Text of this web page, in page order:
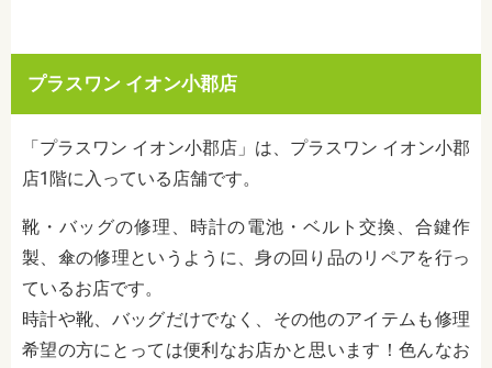
プラスワン イオン小郡店
「プラスワン イオン小郡店」は、プラスワン イオン小郡
店1階に入っている店舗です。
靴・バッグの修理、時計の電池・ベルト交換、合鍵作
製、傘の修理というように、身の回り品のリペアを行っ
ているお店です。
時計や靴、バッグだけでなく、その他のアイテムも修理
希望の方にとっては便利なお店かと思います！色んなお